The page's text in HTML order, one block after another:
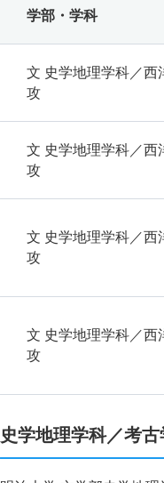
学部・学科
文 史学地理学科／西
攻
文 史学地理学科／西
攻
文 史学地理学科／西
攻
文 史学地理学科／西
攻
史学地理学科／考